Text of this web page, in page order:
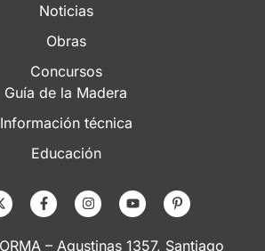
Noticias
Obras
Concursos
Guía de la Madera
Información técnica
Educación
– Agustinas 1357, Santiago